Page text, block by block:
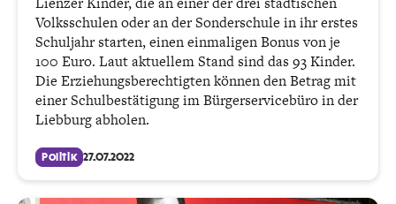
Volksschulen oder an der Sonderschule in ihr erstes
Schuljahr starten, einen einmaligen Bonus von je
100 Euro. Laut aktuellem Stand sind das 93 Kinder.
Die Erziehungsberechtigten können den Betrag mit
einer Schulbestätigung im Bürgerservicebüro in der
Liebburg abholen.
Politik 27.07.2022